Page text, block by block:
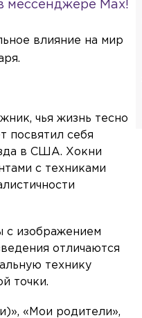
мессенджере Max!
влияние на мир
чья жизнь тесно
посвятил себя
в США. Хокни
с техниками
с изображением
отличаются
технику
точки.
«Мои родители»,